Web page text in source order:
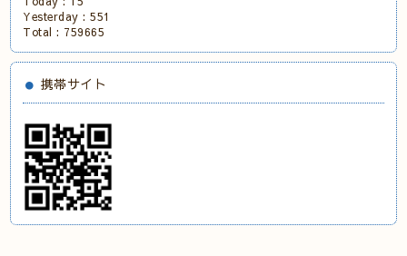
Yesterday :551
Total : 759665
携帯サイト